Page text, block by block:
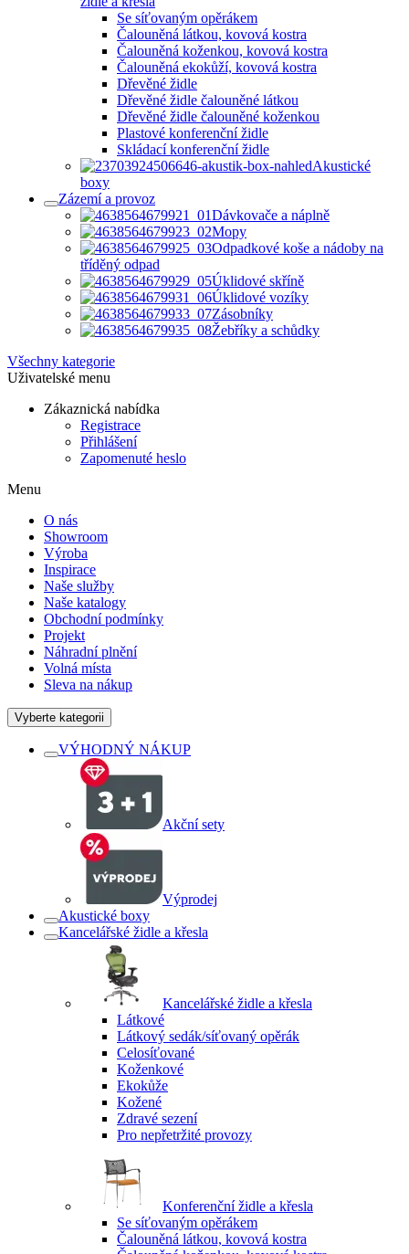
Se síťovaným opěrákem
Čalouněná látkou, kovová kostra
Čalouněná koženkou, kovová kostra
Čalouněná ekokůží, kovová kostra
Dřevěné židle
Dřevěné židle čalouněné látkou
Dřevěné židle čalouněné koženkou
Plastové konferenční židle
Skládací konferenční židle
Akustické
boxy
Zázemí a provoz
Dávkovače a náplně
Mopy
Odpadkové koše a nádoby na
tříděný odpad
Úklidové skříně
Úklidové vozíky
Zásobníky
Žebříky a schůdky
Všechny kategorie
Uživatelské menu
Zákaznická nabídka
Registrace
Přihlášení
Zapomenuté heslo
Menu
O nás
Showroom
Výroba
Inspirace
Naše služby
Naše katalogy
Obchodní podmínky
Projekt
Náhradní plnění
Volná místa
Sleva na nákup
Vyberte kategorii
VÝHODNÝ NÁKUP
Akční sety
Výprodej
Akustické boxy
Kancelářské židle a křesla
Kancelářské židle a křesla
Látkové
Látkový sedák/síťovaný opěrák
Celosíťované
Koženkové
Ekokůže
Kožené
Zdravé sezení
Pro nepřetržité provozy
Konferenční židle a křesla
Se síťovaným opěrákem
Čalouněná látkou, kovová kostra